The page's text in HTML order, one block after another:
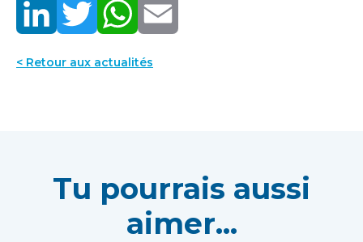
< Retour aux actualités
Tu pourrais aussi
aimer...